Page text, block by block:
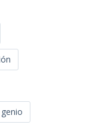
genio